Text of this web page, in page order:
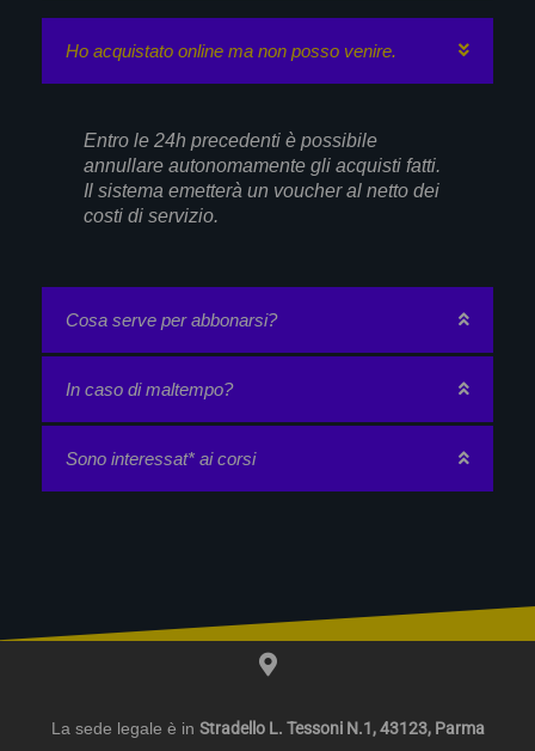
Ho acquistato online ma non posso venire.
Entro le 24h precedenti è possibile
annullare autonomamente gli acquisti fatti.
Il sistema emetterà un voucher al netto dei
costi di servizio.
Cosa serve per abbonarsi?
In caso di maltempo?
Sono interessat* ai corsi
La sede legale è in Stradello L. Tessoni N.1,43123, Parma